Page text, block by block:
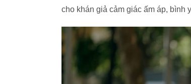
cho khán giả cảm giác ấm áp,